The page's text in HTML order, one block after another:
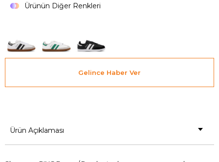
Ürünün Diğer Renkleri
Gelince Haber Ver
Ürün Açıklaması